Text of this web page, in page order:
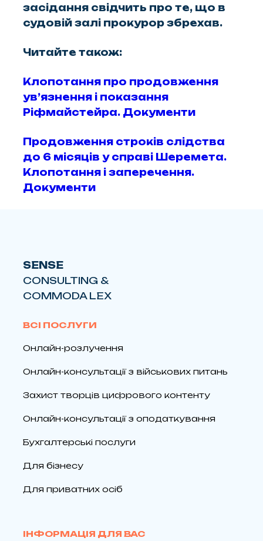
засідання свідчить про те, що в
судовій залі прокурор збрехав.
Читайте також:
Клопотання про продовження
ув’язнення і показання
Ріфмайстейра. Документи
Продовження строків слідства
до 6 місяців у справі Шеремета.
Клопотання і заперечення.
Документи
SENSE
CONSULTING &
COMMODA LEX
ВСІ ПОСЛУГИ
Онлайн-розлучення
Онлайн-консультації з військових питань
Захист творців цифрового контенту
Онлайн-консультації з оподаткування
Бухгалтерські послуги
Для бізнесу
Для приватних осіб
ІНФОРМАЦІЯ ДЛЯ ВАС